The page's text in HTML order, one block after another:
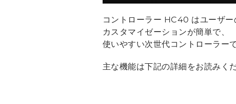
コントローラー HC40 はユーザー
カスタマイゼーションが簡単で、
使いやすい次世代コントローラー
主な機能は下記の詳細をお読みく